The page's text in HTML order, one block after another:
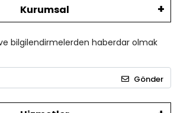
Kurumsal
bilgilendirmelerden haberdar olmak
Gönder